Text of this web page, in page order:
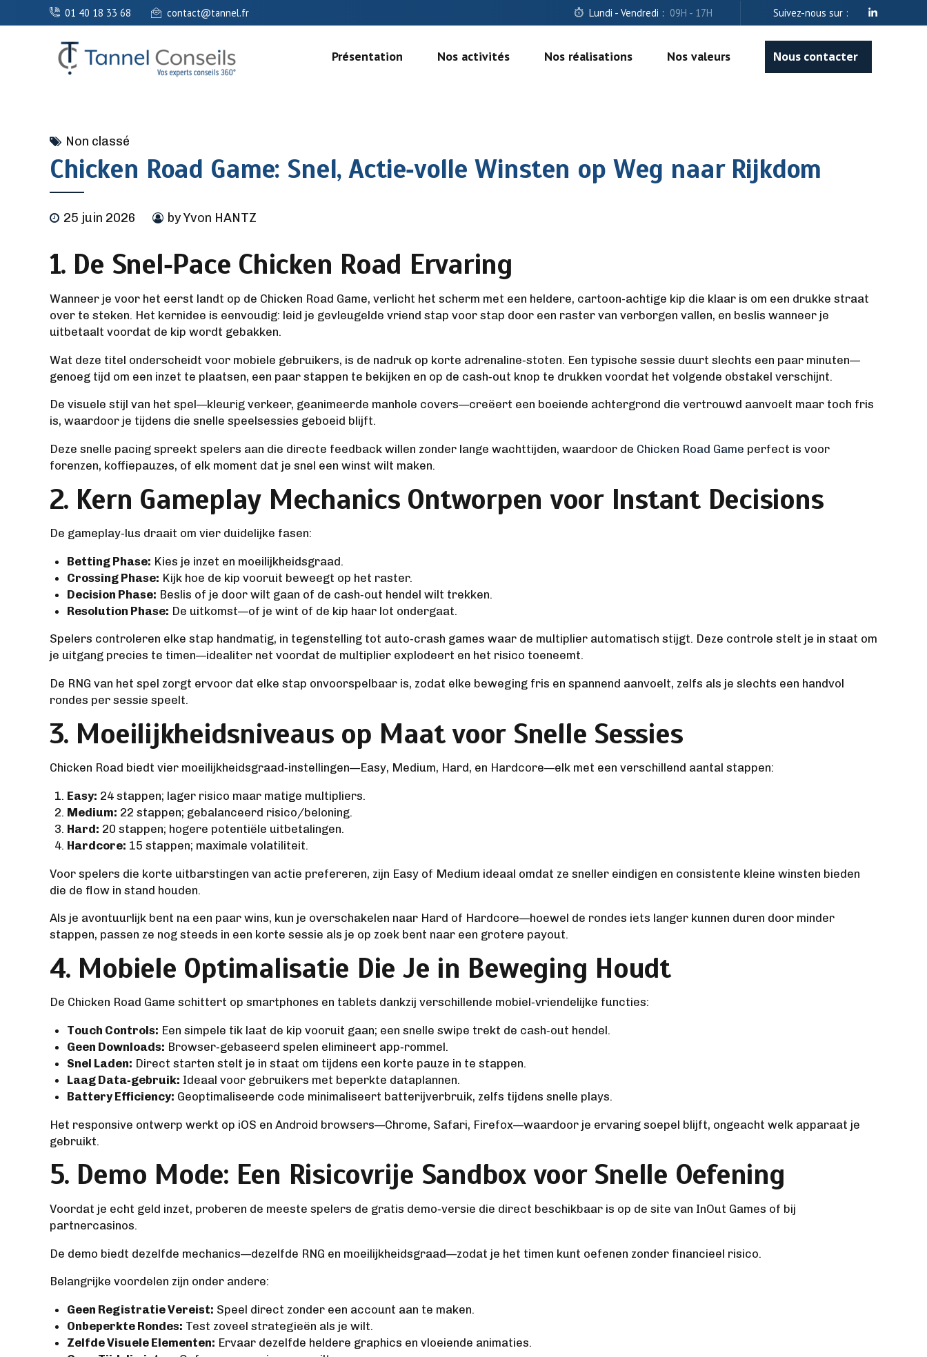
01 40 18 33 68 contact@tannel.fr Lundi - Vendredi : 09H - 17H Suivez-nous sur :
Nous contacter
Présentation Nos activités Nos réalisations Nos valeurs
Non classé
Chicken Road Game: Snel, Actie‑volle Winsten op Weg naar Rijkdom
25 juin 2026 by Yvon HANTZ
1. De Snel‑Pace Chicken Road Ervaring
Wanneer je voor het eerst landt op de Chicken Road Game, verlicht het scherm met een heldere, cartoon-achtige kip die klaar is om een drukke straat
over te steken. Het kernidee is eenvoudig: leid je gevleugelde vriend stap voor stap door een raster van verborgen vallen, en beslis wanneer je
uitbetaalt voordat de kip wordt gebakken.
Wat deze titel onderscheidt voor mobiele gebruikers, is de nadruk op korte adrenaline‑stoten. Een typische sessie duurt slechts een paar minuten—
genoeg tijd om een inzet te plaatsen, een paar stappen te bekijken en op de cash‑out knop te drukken voordat het volgende obstakel verschijnt.
De visuele stijl van het spel—kleurig verkeer, geanimeerde manhole covers—creëert een boeiende achtergrond die vertrouwd aanvoelt maar toch fris
is, waardoor je tijdens die snelle speelsessies geboeid blijft.
Deze snelle pacing spreekt spelers aan die directe feedback willen zonder lange wachttijden, waardoor de Chicken Road Game perfect is voor
forenzen, koffiepauzes, of elk moment dat je snel een winst wilt maken.
2. Kern Gameplay Mechanics Ontworpen voor Instant Decisions
De gameplay‑lus draait om vier duidelijke fasen:
Betting Phase: Kies je inzet en moeilijkheidsgraad.
Crossing Phase: Kijk hoe de kip vooruit beweegt op het raster.
Decision Phase: Beslis of je door wilt gaan of de cash‑out hendel wilt trekken.
Resolution Phase: De uitkomst—of je wint of de kip haar lot ondergaat.
Spelers controleren elke stap handmatig, in tegenstelling tot auto‑crash games waar de multiplier automatisch stijgt. Deze controle stelt je in staat om
je uitgang precies te timen—idealiter net voordat de multiplier explodeert en het risico toeneemt.
De RNG van het spel zorgt ervoor dat elke stap onvoorspelbaar is, zodat elke beweging fris en spannend aanvoelt, zelfs als je slechts een handvol
rondes per sessie speelt.
3. Moeilijkheidsniveaus op Maat voor Snelle Sessies
Chicken Road biedt vier moeilijkheidsgraad‑instellingen—Easy, Medium, Hard, en Hardcore—elk met een verschillend aantal stappen:
Easy: 24 stappen; lager risico maar matige multipliers.
Medium: 22 stappen; gebalanceerd risico/beloning.
Hard: 20 stappen; hogere potentiële uitbetalingen.
Hardcore: 15 stappen; maximale volatiliteit.
Voor spelers die korte uitbarstingen van actie prefereren, zijn Easy of Medium ideaal omdat ze sneller eindigen en consistente kleine winsten bieden
die de flow in stand houden.
Als je avontuurlijk bent na een paar wins, kun je overschakelen naar Hard of Hardcore—hoewel de rondes iets langer kunnen duren door minder
stappen, passen ze nog steeds in een korte sessie als je op zoek bent naar een grotere payout.
4. Mobiele Optimalisatie Die Je in Beweging Houdt
De Chicken Road Game schittert op smartphones en tablets dankzij verschillende mobiel‑vriendelijke functies:
Touch Controls: Een simpele tik laat de kip vooruit gaan; een snelle swipe trekt de cash‑out hendel.
Geen Downloads: Browser‑gebaseerd spelen elimineert app‑rommel.
Snel Laden: Direct starten stelt je in staat om tijdens een korte pauze in te stappen.
Laag Data‑gebruik: Ideaal voor gebruikers met beperkte dataplannen.
Battery Efficiency: Geoptimaliseerde code minimaliseert batterijverbruik, zelfs tijdens snelle plays.
Het responsive ontwerp werkt op iOS en Android browsers—Chrome, Safari, Firefox—waardoor je ervaring soepel blijft, ongeacht welk apparaat je
gebruikt.
5. Demo Mode: Een Risicovrije Sandbox voor Snelle Oefening
Voordat je echt geld inzet, proberen de meeste spelers de gratis demo‑versie die direct beschikbaar is op de site van InOut Games of bij
partnercasinos.
De demo biedt dezelfde mechanics—dezelfde RNG en moeilijkheidsgraad—zodat je het timen kunt oefenen zonder financieel risico.
Belangrijke voordelen zijn onder andere:
Geen Registratie Vereist: Speel direct zonder een account aan te maken.
Onbeperkte Rondes: Test zoveel strategieën als je wilt.
Zelfde Visuele Elementen: Ervaar dezelfde heldere graphics en vloeiende animaties.